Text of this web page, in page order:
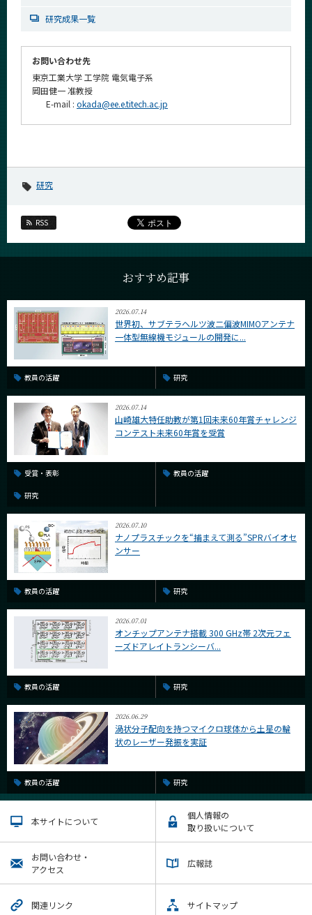
研究成果一覧
お問い合わせ先
東京工業大学 工学院 電気電子系
岡田健一 准教授
E-mail : okada@ee.e.titech.ac.jp
研究
RSS
おすすめ記事
2026.07.14
世界初、サブテラヘルツ波二偏波MIMOアンテナ
一体型無線機モジュールの開発に...
教員の活躍 研究
2026.07.14
山崎雄大特任助教が第1回未来60年賞チャレンジ
コンテスト未来60年賞を受賞
受賞・表彰 教員の活躍
研究
2026.07.10
ナノプラスチックを“捕まえて測る”SPRバイオセ
ンサー
教員の活躍 研究
2026.07.01
オンチップアンテナ搭載 300 GHz帯 2次元フェ
ーズドアレイトランシーバ...
教員の活躍 研究
2026.06.29
渦状分子配向を持つマイクロ球体から土星の輪
状のレーザー発振を実証
教員の活躍 研究
本サイトについて
個人情報の
取り扱いについて
お問い合わせ・
アクセス
広報誌
関連リンク サイトマップ